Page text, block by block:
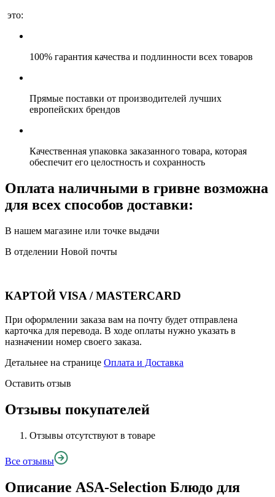
это:
100% гарантия качества и подлинности всех товаров
Прямые поставки от производителей лучших
европейских брендов
Качественная упаковка заказанного товара, которая
обеспечит его целостность и сохранность
Оплата наличными в гривне возможна
для всех способов доставки:
В нашем магазине или точке выдачи
В отделении Новой почты
КАРТОЙ VISA / MASTERCARD
При оформлении заказа вам на почту будет отправлена
карточка для перевода. В ходе оплаты нужно указать в
назначении номер своего заказа.
Детальнее на странице Оплата и Доставка
Оставить отзыв
Отзывы покупателей
Отзывы отсутствуют в товаре
Все отзывы
Описание ASA-Selection Блюдо для